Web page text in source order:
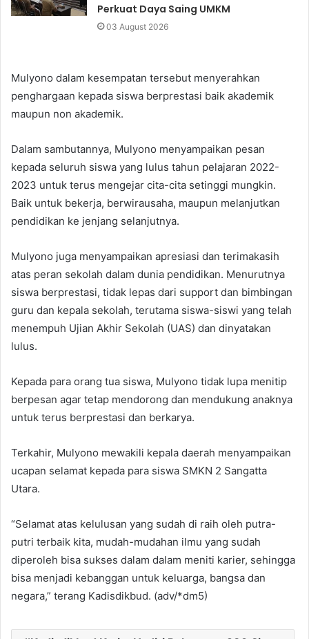
Perkuat Daya Saing UMKM
03 August 2026
Mulyono dalam kesempatan tersebut menyerahkan
penghargaan kepada siswa berprestasi baik akademik
maupun non akademik.
Dalam sambutannya, Mulyono menyampaikan pesan
kepada seluruh siswa yang lulus tahun pelajaran 2022-
2023 untuk terus mengejar cita-cita setinggi mungkin.
Baik untuk bekerja, berwirausaha, maupun melanjutkan
pendidikan ke jenjang selanjutnya.
Mulyono juga menyampaikan apresiasi dan terimakasih
atas peran sekolah dalam dunia pendidikan. Menurutnya
siswa berprestasi, tidak lepas dari support dan bimbingan
guru dan kepala sekolah, terutama siswa-siswi yang telah
menempuh Ujian Akhir Sekolah (UAS) dan dinyatakan
lulus.
Kepada para orang tua siswa, Mulyono tidak lupa menitip
berpesan agar tetap mendorong dan mendukung anaknya
untuk terus berprestasi dan berkarya.
Terkahir, Mulyono mewakili kepala daerah menyampaikan
ucapan selamat kepada para siswa SMKN 2 Sangatta
Utara.
“Selamat atas kelulusan yang sudah di raih oleh putra-
putri terbaik kita, mudah-mudahan ilmu yang sudah
diperoleh bisa sukses dalam dalam meniti karier, sehingga
bisa menjadi kebanggan untuk keluarga, bangsa dan
negara,” terang Kadisdikbud. (adv/*dm5)